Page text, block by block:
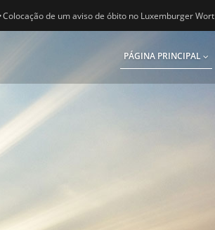
Colocação de um aviso de óbito no Luxemburger Wort
PÁGINA PRINCIPAL